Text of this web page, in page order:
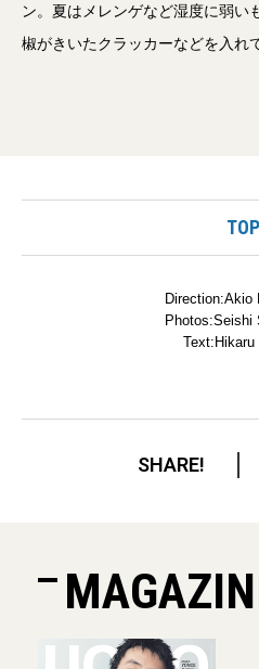
ン。夏はメレンゲなど湿度に弱い
椒がきいたクラッカーなどを入れ
TOP
Direction:Akio
Photos:Seishi
Text:Hikaru
SHARE!